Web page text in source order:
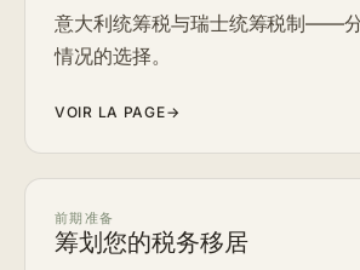
意大利统筹税与瑞士统筹税制——
情况的选择。
VOIR LA PAGE→
前期准备
筹划您的税务移居